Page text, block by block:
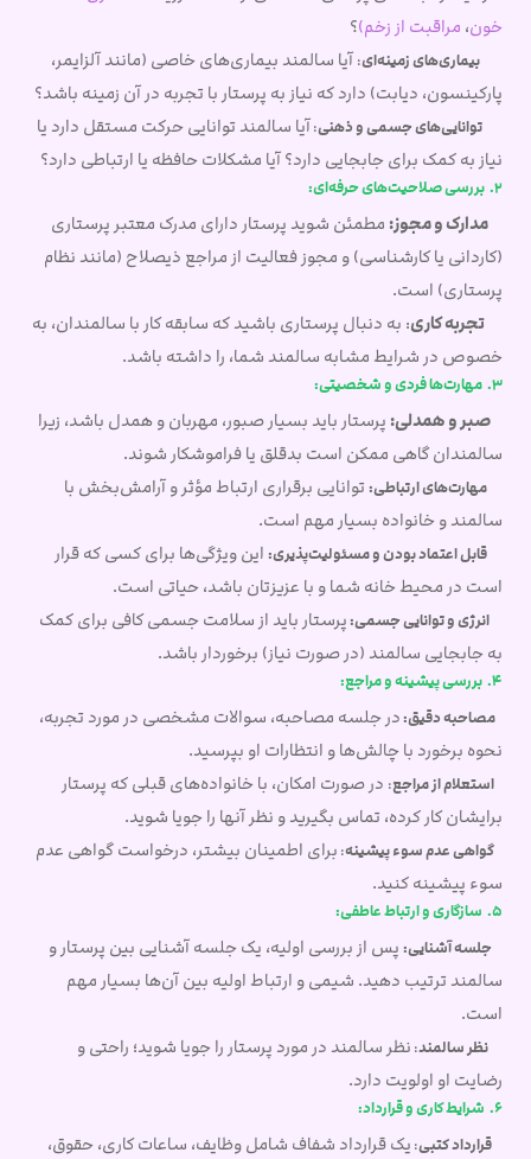
خون، مراقبت از زخم)؟
بیماری‌های زمینه‌ای: آیا سالمند بیماری‌های خاصی (مانند آلزایمر،
پارکینسون، دیابت) دارد که نیاز به پرستار با تجربه در آن زمینه باشد؟
توانایی‌های جسمی و ذهنی:آیا سالمند توانایی حرکت مستقل دارد یا
نیاز به کمک برای جابجایی دارد؟ آیا مشکلات حافظه یا ارتباطی دارد؟
2. بررسی صلاحیت‌های حرفه‌ای:
مدارک و مجوز: مطمئن شوید پرستار دارای مدرک معتبر پرستاری
(کاردانی یا کارشناسی) و مجوز فعالیت از مراجع ذیصلاح (مانند نظام
پرستاری) است.
تجربه کاری: به دنبال پرستاری باشید که سابقه کار با سالمندان، به
خصوص در شرایط مشابه سالمند شما، را داشته باشد.
3. مهارت‌ها فردی و شخصیتی:
صبر و همدلی: پرستار باید بسیار صبور، مهربان و همدل باشد، زیرا
سالمندان گاهی ممکن است بدقلق یا فراموشکار شوند.
مهارت‌های ارتباطی: توانایی برقراری ارتباط مؤثر و آرامش‌بخش با
سالمند و خانواده بسیار مهم است.
قابل اعتماد بودن و مسئولیت‌پذیری: این ویژگی‌ها برای کسی که قرار
است در محیط خانه شما و با عزیزتان باشد، حیاتی است.
انرژی و توانایی جسمی:پرستار باید از سلامت جسمی کافی برای کمک
به جابجایی سالمند (در صورت نیاز) برخوردار باشد.
4. بررسی پیشینه و مراجع:
مصاحبه دقیق:در جلسه مصاحبه، سوالات مشخصی در مورد تجربه،
نحوه برخورد با چالش‌ها و انتظارات او بپرسید.
استعلام از مراجع: در صورت امکان، با خانواده‌های قبلی که پرستار
برایشان کار کرده، تماس بگیرید و نظر آنها را جویا شوید.
گواهی عدم سوء پیشینه: برای اطمینان بیشتر، درخواست گواهی عدم
سوء پیشینه کنید.
5. سازگاری و ارتباط عاطفی:
جلسه آشنایی: پس از بررسی اولیه، یک جلسه آشنایی بین پرستار و
سالمند ترتیب دهید. شیمی و ارتباط اولیه بین آن‌ها بسیار مهم
است.
نظر سالمند: نظر سالمند در مورد پرستار را جویا شوید؛ راحتی و
رضایت او اولویت دارد.
6. شرایط کاری و قرارداد:
قرارداد کتبی: یک قرارداد شفاف شامل وظایف، ساعات کاری، حقوق،